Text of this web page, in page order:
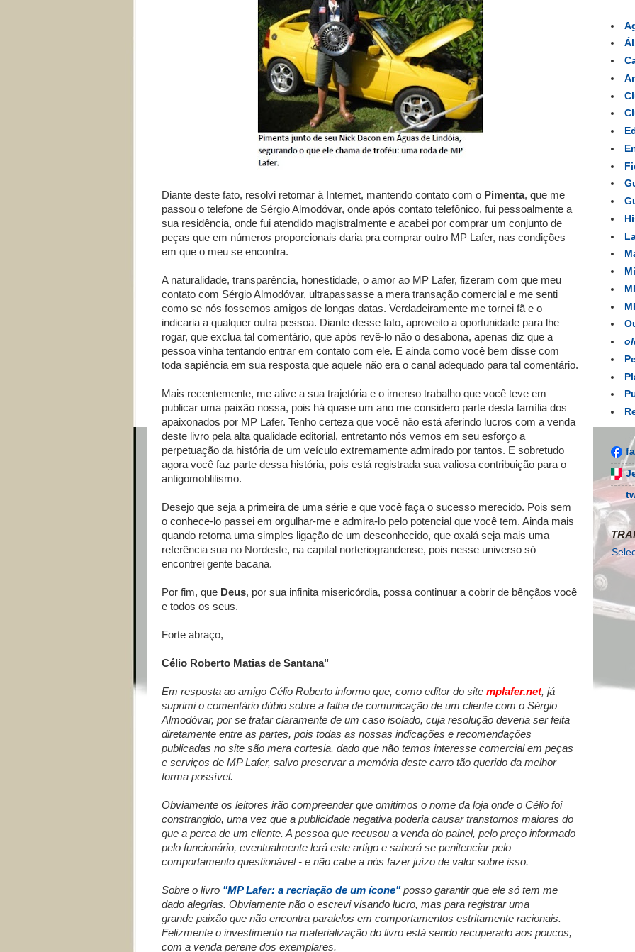
Diante deste fato, resolvi retornar à Internet, mantendo contato com o Pimenta, que me
passou o telefone de Sérgio Almodóvar, onde após contato telefônico, fui pessoalmente a
sua residência, onde fui atendido magistralmente e acabei por comprar um conjunto de
peças que em números proporcionais daria pra comprar outro MP Lafer, nas condições
em que o meu se encontra.
A naturalidade, transparência, honestidade, o amor ao MP Lafer, fizeram com que meu
contato com Sérgio Almodóvar, ultrapassasse a mera transação comercial e me senti
como se nós fossemos amigos de longas datas. Verdadeiramente me tornei fã e o
indicaria a qualquer outra pessoa. Diante desse fato, aproveito a oportunidade para lhe
rogar, que exclua tal comentário, que após revê-lo não o desabona, apenas diz que a
pessoa vinha tentando entrar em contato com ele. E ainda como você bem disse com
toda sapiência em sua resposta que aquele não era o canal adequado para tal comentário.
Mais recentemente, me ative a sua trajetória e o imenso trabalho que você teve em
publicar uma paixão nossa, pois há quase um ano me considero parte desta família dos
apaixonados por MP Lafer. Tenho certeza que você não está aferindo lucros com a venda
deste livro pela alta qualidade editorial, entretanto nós vemos em seu esforço a
perpetuação da história de um veículo extremamente admirado por tantos. E sobretudo
agora você faz parte dessa história, pois está registrada sua valiosa contribuição para o
antigomoblilismo.
Desejo que seja a primeira de uma série e que você faça o sucesso merecido. Pois sem
o conhece-lo passei em orgulhar-me e admira-lo pelo potencial que você tem. Ainda mais
quando retorna uma simples ligação de um desconhecido, que oxalá seja mais uma
referência sua no Nordeste, na capital norteriograndense, pois nesse universo só
encontrei gente bacana.
Por fim, que Deus, por sua infinita misericórdia, possa continuar a cobrir de bênçãos você
e todos os seus.
Forte abraço,
Célio Roberto Matias de Santana"
Em resposta ao amigo Célio Roberto informo que, como editor do site mplafer.net, já
suprimi o comentário dúbio sobre a falha de comunicação de um cliente com o Sérgio
Almodóvar, por se tratar claramente de um caso isolado, cuja resolução deveria ser feita
diretamente entre as partes, pois todas as nossas indicações e recomendações
publicadas no site são mera cortesia, dado que não temos interesse comercial em peças
e serviços de MP Lafer, salvo preservar a memória deste carro tão querido da melhor
forma possível.
Obviamente os leitores irão compreender que omitimos o nome da loja onde o Célio foi
constrangido, uma vez que a publicidade negativa poderia causar transtornos maiores do
que a perca de um cliente. A pessoa que recusou a venda do painel, pelo preço informado
pelo funcionário, eventualmente lerá este artigo e saberá se penitenciar pelo
comportamento questionável - e não cabe a nós fazer juízo de valor sobre isso.
Sobre o livro "MP Lafer: a recriação de um ícone"posso garantir que ele só tem me
dado alegrias. Obviamente não o escrevi visando lucro, mas para registrar uma
grande paixão que não encontra paralelos em comportamentos estritamente racionais.
Felizmente o investimento na materialização do livro está sendo recuperado aos poucos,
com a venda perene dos exemplares.